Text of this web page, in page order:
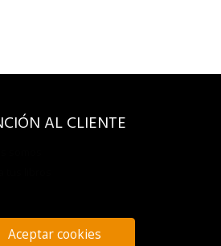
AL CLIENTE
Aceptar cookies